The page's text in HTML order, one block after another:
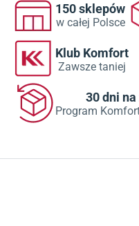
150 sklepów
w całej Polsce
Klub Komfort
Zawsze taniej
30 dni
Program